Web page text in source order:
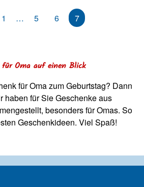
1 … 5 6 7
für Oma auf einen Blick
für Oma zum Geburtstag? Dann
haben für Sie Geschenke aus
besonders für Omas. So
Geschenkideen. Viel Spaß!